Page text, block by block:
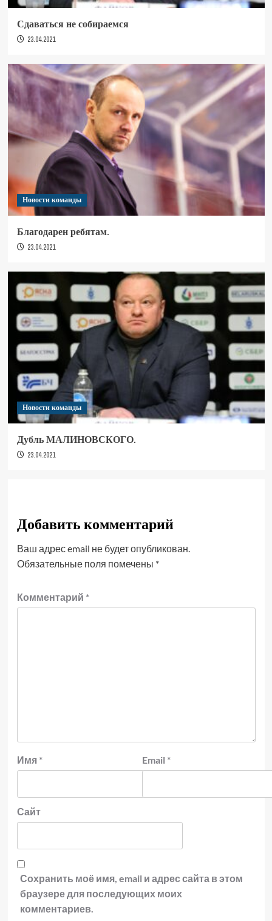
Сдаваться не собираемся
23.04.2021
Новости команды
Благодарен ребятам.
23.04.2021
Новости команды
Дубль МАЛИНОВСКОГО.
23.04.2021
Добавить комментарий
Ваш адрес email не будет опубликован.
Обязательные поля помечены *
Комментарий *
Имя * Email *
Сайт
Сохранить моё имя, email и адрес сайта в этом
браузере для последующих моих
комментариев.